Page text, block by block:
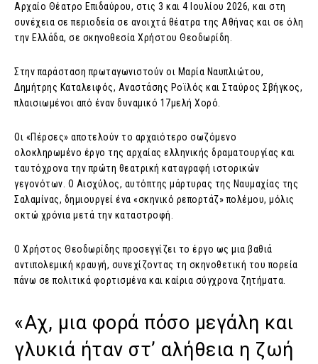
Αρχαίο Θέατρο Επιδαύρου, στις 3 και 4 Ιουλίου 2026, και στη
συνέχεια σε περιοδεία σε ανοιχτά θέατρα της Αθήνας και σε όλη
την Ελλάδα, σε σκηνοθεσία Χρήστου Θεοδωρίδη.
Στην παράσταση πρωταγωνιστούν οι Μαρία Ναυπλιώτου,
Δημήτρης Καταλειφός, Αναστάσης Ροϊλός και Σταύρος Σβήγκος,
πλαισιωμένοι από έναν δυναμικό 17μελή Χορό.
Οι «Πέρσες» αποτελούν το αρχαιότερο σωζόμενο
ολοκληρωμένο έργο της αρχαίας ελληνικής δραματουργίας και
ταυτόχρονα την πρώτη θεατρική καταγραφή ιστορικών
γεγονότων. Ο Αισχύλος, αυτόπτης μάρτυρας της Ναυμαχίας της
Σαλαμίνας, δημιουργεί ένα «σκηνικό ρεπορτάζ» πολέμου, μόλις
οκτώ χρόνια μετά την καταστροφή.
Ο Χρήστος Θεοδωρίδης προσεγγίζει το έργο ως μια βαθιά
αντιπολεμική κραυγή, συνεχίζοντας τη σκηνοθετική του πορεία
πάνω σε πολιτικά φορτισμένα και καίρια σύγχρονα ζητήματα.
«Αχ, μια φορά πόσο μεγάλη και
γλυκιά ήταν στ’ αλήθεια η ζωή